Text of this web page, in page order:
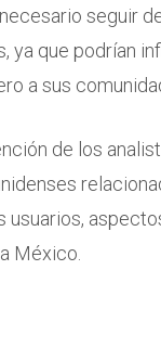
seguir
ya que podrían
a sus
de los
México.